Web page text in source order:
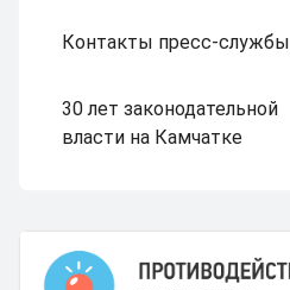
Контакты пресс-службы
30 лет законодательной
власти на Камчатке